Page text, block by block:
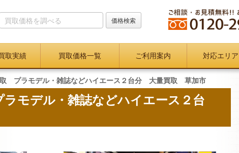
取実績 買取価格一覧 ご利用案内 対応エリア
取 プラモデル・雑誌などハイエース２台分 大量買取 草加市
モデル・雑誌などハイエース２台